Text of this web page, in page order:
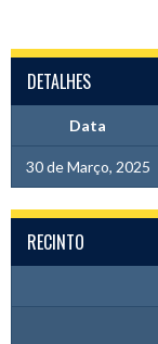
DETALHES
Data
30 de Março, 2025
RECINTO